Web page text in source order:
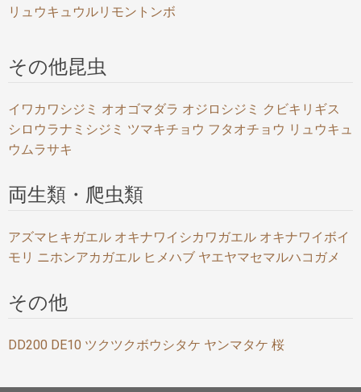
リュウキュウルリモントンボ
その他昆虫
イワカワシジミ オオゴマダラ オジロシジミ クビキリギス
シロウラナミシジミ ツマキチョウ フタオチョウ リュウキュ
ウムラサキ
両生類・爬虫類
アズマヒキガエル オキナワイシカワガエル オキナワイボイ
モリ ニホンアカガエル ヒメハブ ヤエヤマセマルハコガメ
その他
DD200 DE10 ツクツクボウシタケ ヤンマタケ 桜